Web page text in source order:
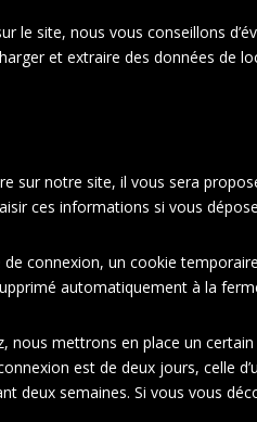
le site, nous vous conseillons
et extraire des données de
sur notre site, il vous sera
ces informations si vous
de connexion, un cookie
automatiquement à la
nous mettrons en place un
est de deux jours, celle
deux semaines. Si vous vous